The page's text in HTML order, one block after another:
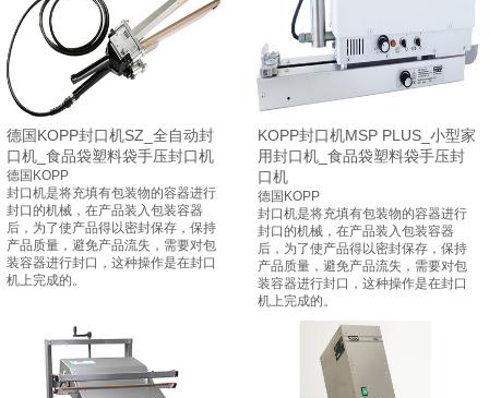
德国KOPP封口机SZ_全自动封
口机_食品袋塑料袋手压封口机
德国KOPP
封口机是将充填有包装物的容器进行
封口的机械，在产品装入包装容器
后，为了使产品得以密封保存，保持
产品质量，避免产品流失，需要对包
装容器进行封口，这种操作是在封口
机上完成的。
KOPP封口机MSP PLUS_小型家
用封口机_食品袋塑料袋手压封
口机
德国KOPP
封口机是将充填有包装物的容器进行
封口的机械，在产品装入包装容器
后，为了使产品得以密封保存，保持
产品质量，避免产品流失，需要对包
装容器进行封口，这种操作是在封口
机上完成的。